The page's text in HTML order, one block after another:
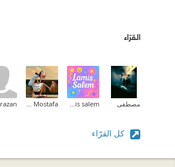
القرّاء
مصطفى razan
كل القرّاء